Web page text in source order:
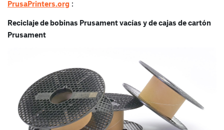
PrusaPrinters.org :
Reciclaje de bobinas Prusament vacías y de cajas de cartón
Prusament